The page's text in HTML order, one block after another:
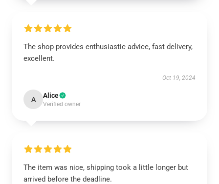
The shop provides enthusiastic advice, fast delivery,
excellent.
Oct 19, 2024
A Alice
Verified owner
The item was nice, shipping took a little longer but
arrived before the deadline.